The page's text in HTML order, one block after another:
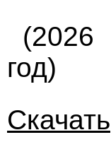
(2026
год)
Скачать